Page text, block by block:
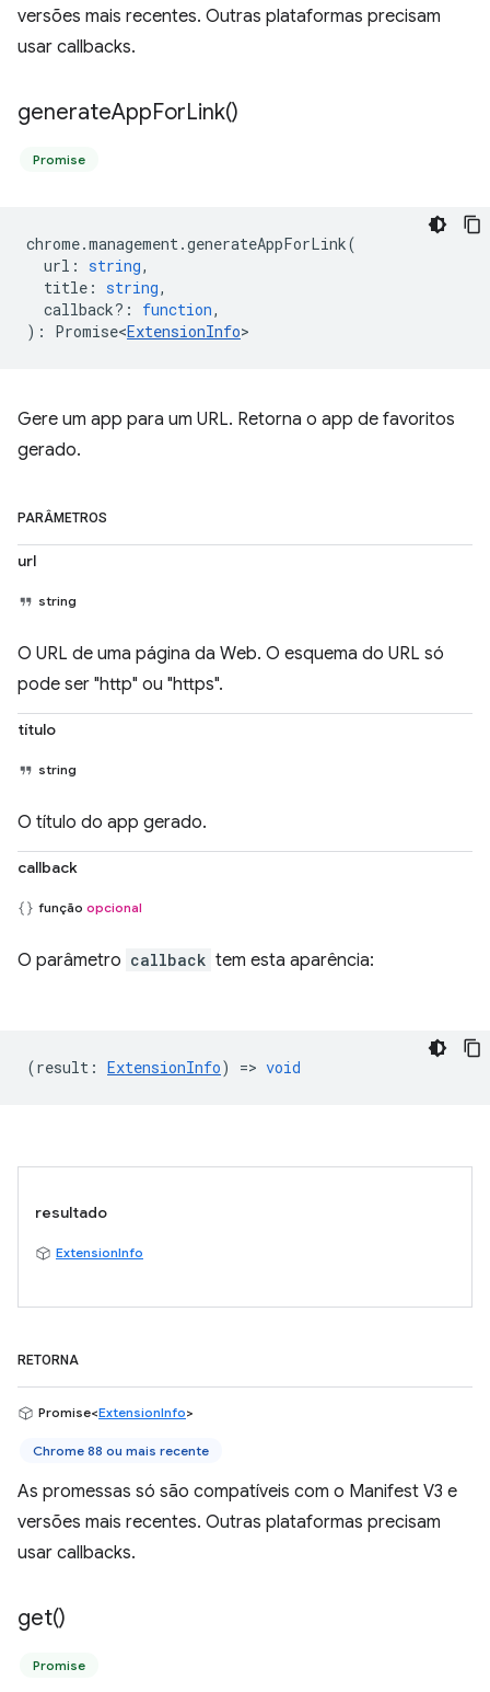
versões mais recentes. Outras plataformas precisam
usar callbacks.
generateAppForLink()
Promise
chrome.management.generateAppForLink(
url : string,
title : string,
callback? : function,
) : Promise<ExtensionInfo>
Gere um app para um URL. Retorna o app de favoritos
gerado.
PARÂMETROS
url
string
O URL de uma página da Web. O esquema do URL só
pode ser "http" ou "https".
título
string
O título do app gerado.
callback
função opcional
O parâmetro callback tem esta aparência:
(result : ExtensionInfo) => void
resultado
ExtensionInfo
RETORNA
Promise<ExtensionInfo>
Chrome 88 ou mais recente
As promessas só são compatíveis com o Manifest V3 e
versões mais recentes. Outras plataformas precisam
usar callbacks.
get()
Promise